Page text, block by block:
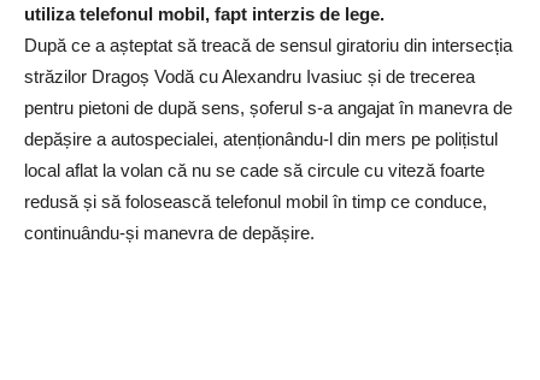
utiliza telefonul mobil, fapt interzis de lege.
După ce a așteptat să treacă de sensul giratoriu din intersecția
străzilor Dragoș Vodă cu Alexandru Ivasiuc și de trecerea
pentru pietoni de după sens, șoferul s-a angajat în manevra de
depășire a autospecialei, atenționându-l din mers pe polițistul
local aflat la volan că nu se cade să circule cu viteză foarte
redusă și să folosească telefonul mobil în timp ce conduce,
continuându-și manevra de depășire.